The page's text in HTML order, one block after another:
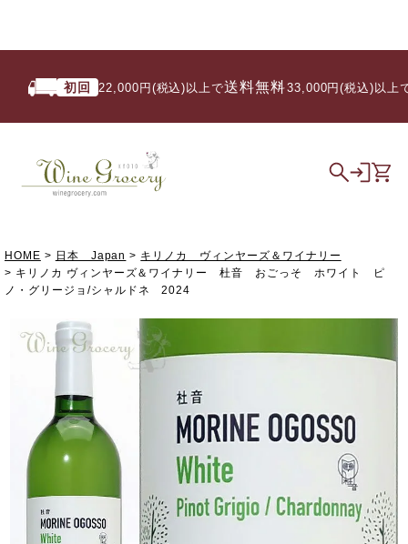
初回 22,000円(税込)以上で送料無料/ 33,000円(税込)以上で い
HOME 日本 Japan
キリノカ ヴィンヤーズ＆ワイナリー
キリノカ ヴィンヤーズ＆ワイナリー 杜音 おごっそ ホワイト ピ
ノ・グリージョ/シャルドネ 2024